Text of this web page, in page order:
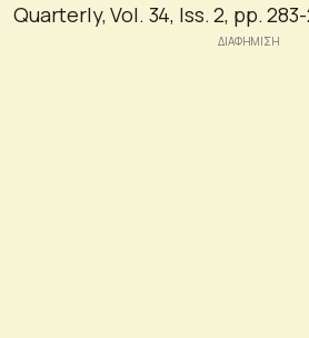
Quarterly, Vol. 34, Iss. 2, pp.